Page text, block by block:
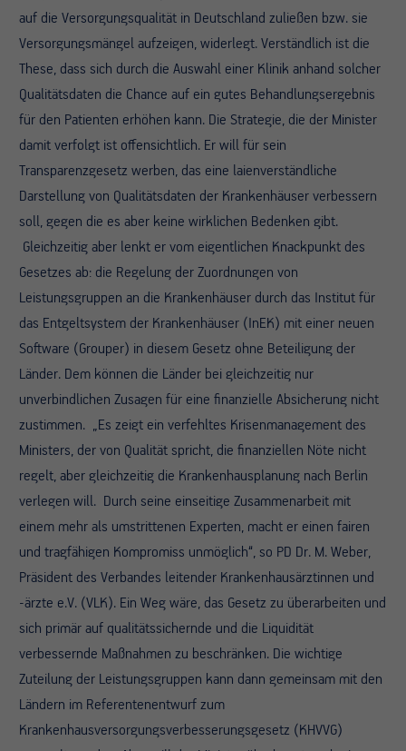
auf die Versorgungsqualität in Deutschland zuließen bzw. sie
Versorgungsmängel aufzeigen, widerlegt. Verständlich ist die
These, dass sich durch die Auswahl einer Klinik anhand solcher
Qualitätsdaten die Chance auf ein gutes Behandlungsergebnis
für den Patienten erhöhen kann. Die Strategie, die der Minister
damit verfolgt ist offensichtlich. Er will für sein
Transparenzgesetz werben, das eine laienverständliche
Darstellung von Qualitätsdaten der Krankenhäuser verbessern
soll, gegen die es aber keine wirklichen Bedenken gibt.
Gleichzeitig aber lenkt er vom eigentlichen Knackpunkt des
Gesetzes ab: die Regelung der Zuordnungen von
Leistungsgruppen an die Krankenhäuser durch das Institut für
das Entgeltsystem der Krankenhäuser (InEK) mit einer neuen
Software (Grouper) in diesem Gesetz ohne Beteiligung der
Länder. Dem können die Länder bei gleichzeitig nur
unverbindlichen Zusagen für eine finanzielle Absicherung nicht
zustimmen. „Es zeigt ein verfehltes Krisenmanagement des
Ministers, der von Qualität spricht, die finanziellen Nöte nicht
regelt, aber gleichzeitig die Krankenhausplanung nach Berlin
verlegen will. Durch seine einseitige Zusammenarbeit mit
einem mehr als umstrittenen Experten, macht er einen fairen
und tragfähigen Kompromiss unmöglich“, so PD Dr. M. Weber,
Präsident des Verbandes leitender Krankenhausärztinnen und
-ärzte e.V. (VLK). Ein Weg wäre, das Gesetz zu überarbeiten und
sich primär auf qualitätssichernde und die Liquidität
verbessernde Maßnahmen zu beschränken. Die wichtige
Zuteilung der Leistungsgruppen kann dann gemeinsam mit den
Ländern im Referentenentwurf zum
Krankenhausversorgungsverbesserungsgesetz (KHVVG)